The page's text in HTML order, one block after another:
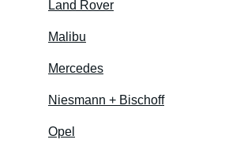
Land Rover
Malibu
Mercedes
Niesmann + Bischoff
Opel